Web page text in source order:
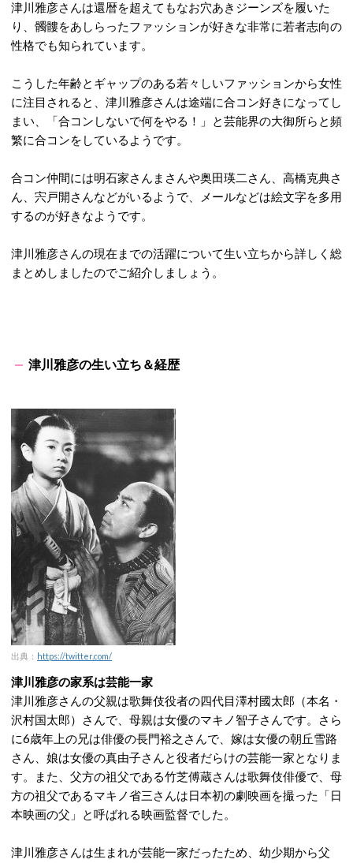
津川雅彦さんは還暦を超えてもなお穴あきジーンズを履いた
り、髑髏をあしらったファッションが好きな非常に若者志向の
性格でも知られています。
こうした年齢とギャップのある若々しいファッションから女性
に注目されると、津川雅彦さんは途端に合コン好きになってし
まい、「合コンしないで何をやる！」と芸能界の大御所らと頻
繁に合コンをしているようです。
合コン仲間には明石家さんまさんや奥田瑛二さん、高橋克典さ
ん、宍戸開さんなどがいるようで、メールなどは絵文字を多用
するのが好きなようです。
津川雅彦さんの現在までの活躍について生い立ちから詳しく総
まとめしましたのでご紹介しましょう。
津川雅彦の生い立ち＆経歴
出典： https://twitter.com/
津川雅彦の家系は芸能一家
津川雅彦さんの父親は歌舞伎役者の四代目澤村國太郎（本名・
沢村国太郎）さんで、母親は女優のマキノ智子さんです。さら
に6歳年上の兄は俳優の長門裕之さんで、嫁は女優の朝丘雪路
さん、娘は女優の真由子さんと役者だらけの芸能一家となりま
す。また、父方の祖父である竹芝傅蔵さんは歌舞伎俳優で、母
方の祖父であるマキノ省三さんは日本初の劇映画を撮った「日
本映画の父」と呼ばれる映画監督でした。
津川雅彦さんは生まれが芸能一家だったため、幼少期から父